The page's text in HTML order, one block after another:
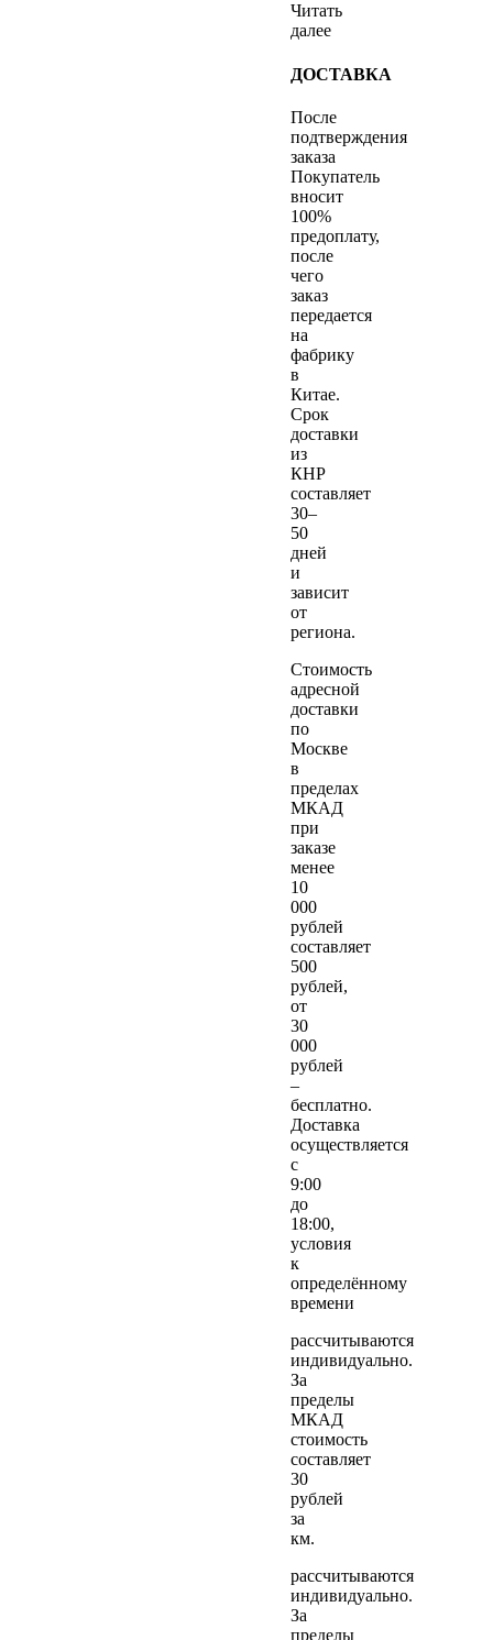
Читать
далее
ДОСТАВКА
После
подтверждения
заказа
Покупатель
вносит
100%
предоплату,
после
чего
заказ
передается
на
фабрику
в
Китае.
Срок
доставки
из
КНР
составляет
30–
50
дней
и
зависит
от
региона.
Стоимость
адресной
доставки
по
Москве
в
пределах
МКАД
при
заказе
менее
10
000
рублей
составляет
500
рублей,
от
30
000
рублей
–
бесплатно.
Доставка
осуществляется
с
9:00
до
18:00,
условия
к
определённому
времени
рассчитываются
индивидуально.
За
пределы
МКАД
стоимость
составляет
30
рублей
за
км.
рассчитываются
индивидуально.
За
пределы